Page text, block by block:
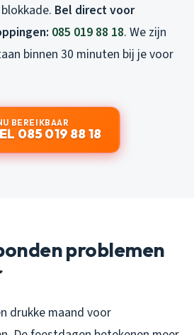
Bel direct voor
085 019 88 18. We zijn
binnen 30 minuten bij je voor
BEREIKBAAR
085 019 88 18
problemen
drukke maand voor